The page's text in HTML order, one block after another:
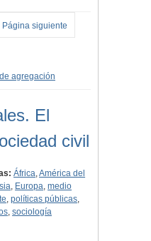
Página siguiente
agregación
El
civil
África,América del
, Europa,medio
,políticas públicas,
,sociología